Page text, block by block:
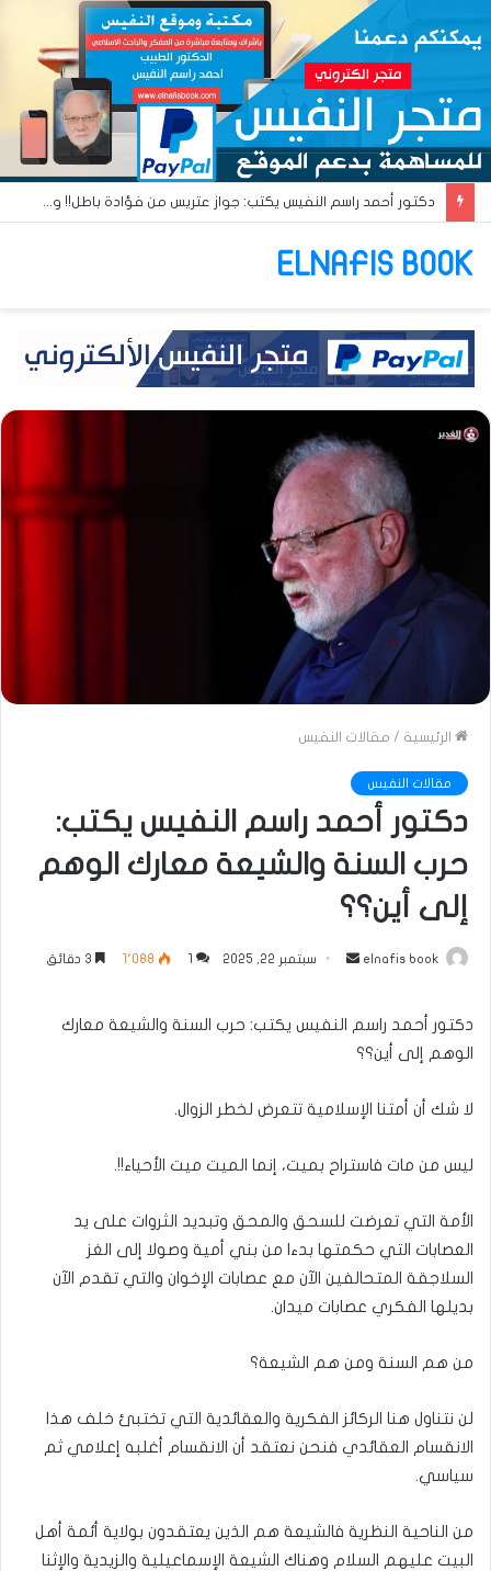
دكتور أحمد راسم النفيس يكتب: جواز عتريس من فؤادة باطل!! وجواز براقش من حُنين فاشل!!
ELNAFIS BOOK
الرئيسية / مقالات النفيس
مقالات النفيس
دكتور أحمد راسم النفيس يكتب:
حرب السنة والشيعة معارك الوهم
إلى أين؟؟
elnafis book
أرسل
سبتمبر 22, 2025 1٬088
دكتور أحمد راسم النفيس يكتب: حرب السنة والشيعة معارك
الوهم إلى أين؟؟
لا شك أن أمتنا الإسلامية تتعرض لخطر الزوال.
ليس من مات فاستراح بميت، إنما الميت ميت الأحياء!!.
الأمة التي تعرضت للسحق والمحق وتبديد الثروات على يد
العصابات التي حكمتها بدءا من بني أمية وصولا إلى الغز
السلاجقة المتحالفين الآن مع عصابات الإخوان والتي تقدم الآن
بديلها الفكري عصابات ميدان.
من هم السنة ومن هم الشيعة؟
لن نتناول هنا الركائز الفكرية والعقائدية التي تختبئ خلف هذا
الانقسام العقائدي فنحن نعتقد أن الانقسام أغلبه إعلامي ثم
سياسي.
من الناحية النظرية فالشيعة هم الذين يعتقدون بولاية أئمة أهل
البيت عليهم السلام وهناك الشيعة الإسماعيلية والزيدية والإثنا